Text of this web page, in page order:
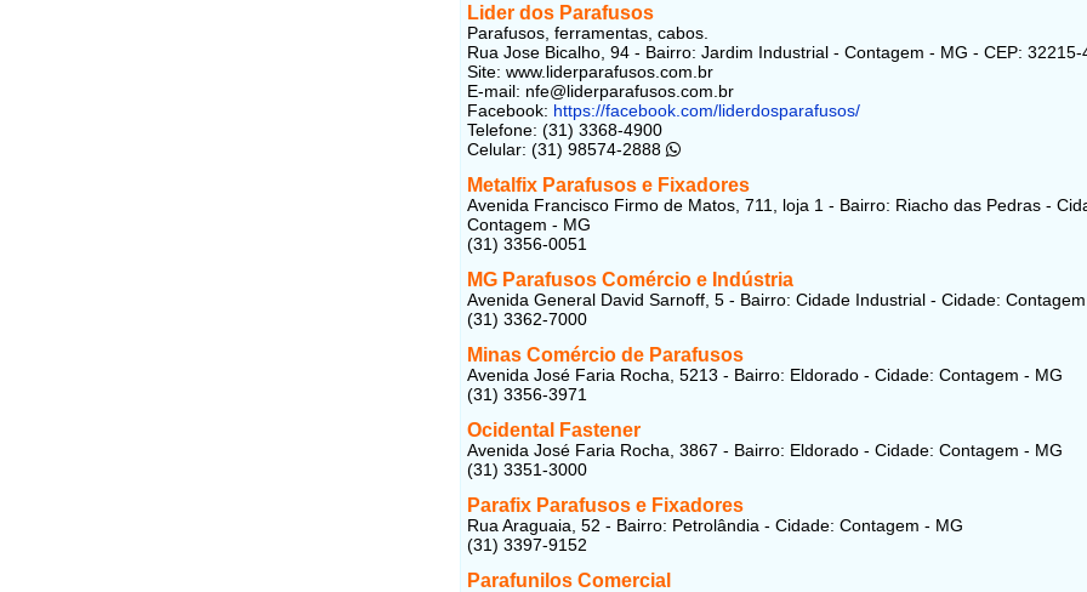
Lider dos Parafusos
Parafusos, ferramentas, cabos.
Rua Jose Bicalho, 94 - Bairro: Jardim Industrial - Contagem - MG - CEP: 32215-
Site: www.liderparafusos.com.br
E-mail: nfe@liderparafusos.com.br
Facebook: https://facebook.com/liderdosparafusos/
Telefone: (31) 3368-4900
Celular: (31) 98574-2888
Metalfix Parafusos e Fixadores
Avenida Francisco Firmo de Matos, 711, loja 1 - Bairro: Riacho das Pedras -
Contagem - MG
(31) 3356-0051
MG Parafusos Comércio e Indústria
Avenida General David Sarnoff, 5 - Bairro: Cidade Industrial - Cidade:
(31) 3362-7000
Minas Comércio de Parafusos
Avenida José Faria Rocha, 5213 - Bairro: Eldorado - Cidade: Contagem - MG
(31) 3356-3971
Ocidental Fastener
Avenida José Faria Rocha, 3867 - Bairro: Eldorado - Cidade: Contagem - MG
(31) 3351-3000
Parafix Parafusos e Fixadores
Rua Araguaia, 52 - Bairro: Petrolândia - Cidade: Contagem - MG
(31) 3397-9152
Parafunilos Comercial